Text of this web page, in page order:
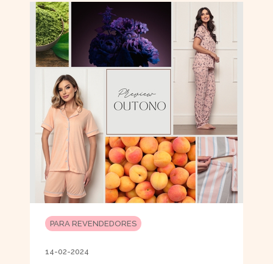
PARA REVENDEDORES
14-02-2024